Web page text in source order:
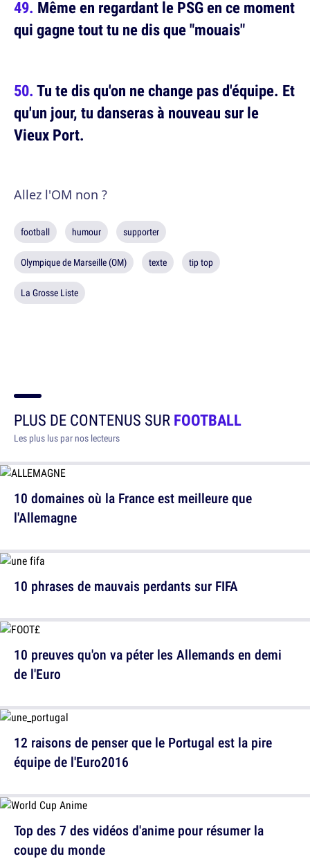
Même en regardant le PSG en ce moment
qui gagne tout tu ne dis que "mouais"
Tu te dis qu'on ne change pas d'équipe. Et
qu'un jour, tu danseras à nouveau sur le
Vieux Port.
Allez l'OM non ?
football humour supporter
Olympique de Marseille (OM) texte tip top
La Grosse Liste
PLUS DE CONTENUS SURFOOTBALL
Les plus lus par nos lecteurs
10 domaines où la France est meilleure que
l'Allemagne
10 preuves qu'on va péter les Allemands en demi
de l'Euro
Top des 7 des vidéos d'anime pour résumer la
coupe du monde
10 phrases de mauvais perdants sur FIFA
12 raisons de penser que le Portugal est la pire
équipe de l'Euro2016